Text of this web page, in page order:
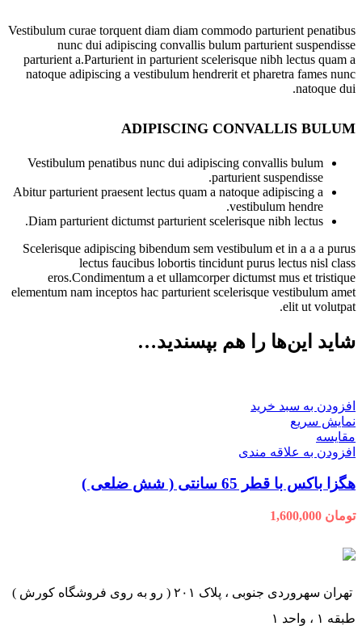
Vestibulum curae torquent diam diam commodo parturient penatibus
nunc dui adipiscing convallis bulum parturient suspendisse
parturient a.Parturient in parturient scelerisque nibh lectus quam a
natoque adipiscing a vestibulum hendrerit et pharetra fames nunc
natoque dui.
ADIPISCING CONVALLIS BULUM
Vestibulum penatibus nunc dui adipiscing convallis bulum
parturient suspendisse.
Abitur parturient praesent lectus quam a natoque adipiscing a
vestibulum hendre.
Diam parturient dictumst parturient scelerisque nibh lectus.
Scelerisque adipiscing bibendum sem vestibulum et in a a a purus
lectus faucibus lobortis tincidunt purus lectus nisl class
eros.Condimentum a et ullamcorper dictumst mus et tristique
elementum nam inceptos hac parturient scelerisque vestibulum amet
elit ut volutpat.
شاید این‌ها را هم بپسندید…
افزودن به سبد خرید
نمایش سریع
مقايسه
افزودن به علاقه مندی
هگزا باکس با قطر 65 سانتی ( شش ضلعی )
تومان
تهران سهروردی جنوبی ، پلاک ۲۰۱ ( رو به روی فروشگاه کورش )
طبقه ۱ ، واحد ۱